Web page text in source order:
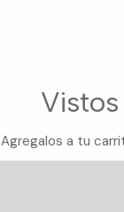
Agregalos a tu